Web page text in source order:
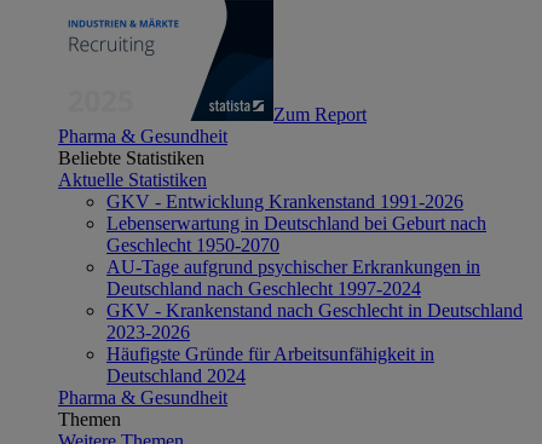
Zum Report
Pharma & Gesundheit
Beliebte Statistiken
Aktuelle Statistiken
GKV - Entwicklung Krankenstand 1991-2026
Lebenserwartung in Deutschland bei Geburt nach
Geschlecht 1950-2070
AU-Tage aufgrund psychischer Erkrankungen in
Deutschland nach Geschlecht 1997-2024
GKV - Krankenstand nach Geschlecht in Deutschland
2023-2026
Häufigste Gründe für Arbeitsunfähigkeit in
Deutschland 2024
Pharma & Gesundheit
Themen